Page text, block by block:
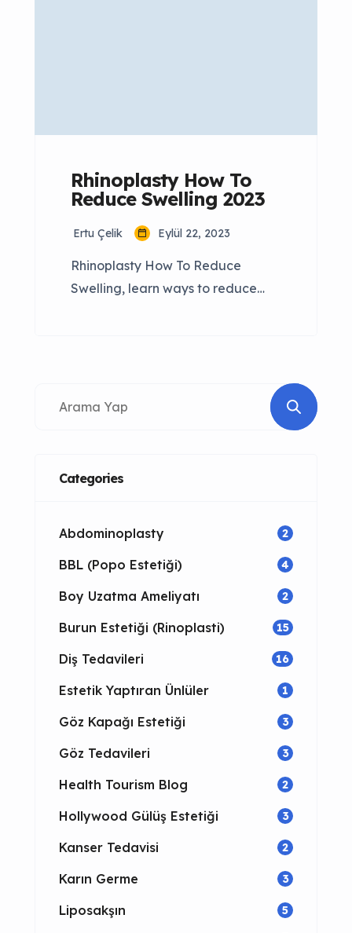
Rhinoplasty How To
Reduce Swelling 2023
Ertu Çelik Eylül 22, 2023
Rhinoplasty How To Reduce
Swelling, learn ways to reduce
rhinoplasty, you may be
wondering how to reduce swelling
Swelling is a common side effect
Categories
Abdominoplasty 2
BBL (Popo Estetiği) 4
Boy Uzatma Ameliyatı 2
Burun Estetiği (Rinoplasti) 15
Diş Tedavileri 16
Estetik Yaptıran Ünlüler 1
Göz Kapağı Estetiği 3
Göz Tedavileri 3
Health Tourism Blog 2
Hollywood Gülüş Estetiği 3
Kanser Tedavisi 2
Karın Germe 3
Liposakşın 5